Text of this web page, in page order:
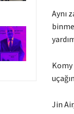
Aynı
Komy
Jin